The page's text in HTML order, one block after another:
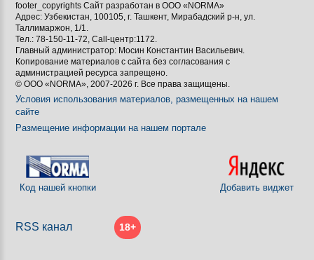
footer_copyrights Сайт разработан в ООО «NORMA»
Адрес: Узбекистан, 100105, г. Ташкент, Мирабадский р-н, ул.
Таллимаржон, 1/1.
Тел.: 78-150-11-72, Call-центр:1172.
Главный администратор: Мосин Константин Васильевич.
Копирование материалов с сайта без согласования с
администрацией ресурса запрещено.
© ООО «NORMA», 2007-2026 г. Все права защищены.
Условия использования материалов, размещенных на нашем
сайте
Размещение информации на нашем портале
Код нашей кнопки Добавить виджет
RSS канал 18+